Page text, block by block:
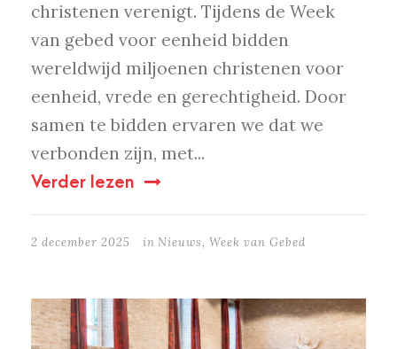
christenen verenigt. Tijdens de Week
van gebed voor eenheid bidden
wereldwijd miljoenen christenen voor
eenheid, vrede en gerechtigheid. Door
samen te bidden ervaren we dat we
verbonden zijn, met...
Verder lezen
2 december 2025 in Nieuws, Week van Gebed